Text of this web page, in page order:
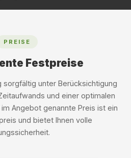
PREISE
Festpreise
sorgfältig unter Berücksichtigung
und einer optimalen
Angebot genannte Preis ist ein
und bietet Ihnen volle